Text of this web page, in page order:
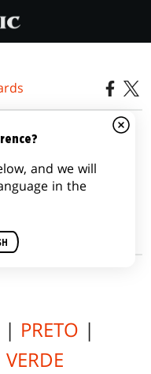
dez 2018
| PRETO |
VERDE
and we will
in the